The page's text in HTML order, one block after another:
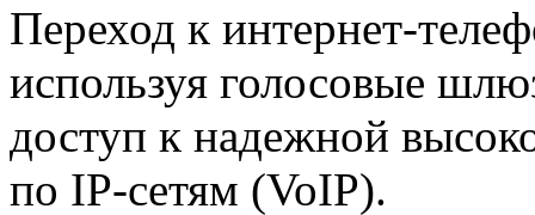
Переход к интернет-
используя голосовые
доступ к надежной
по IP-сетям (VoIP).